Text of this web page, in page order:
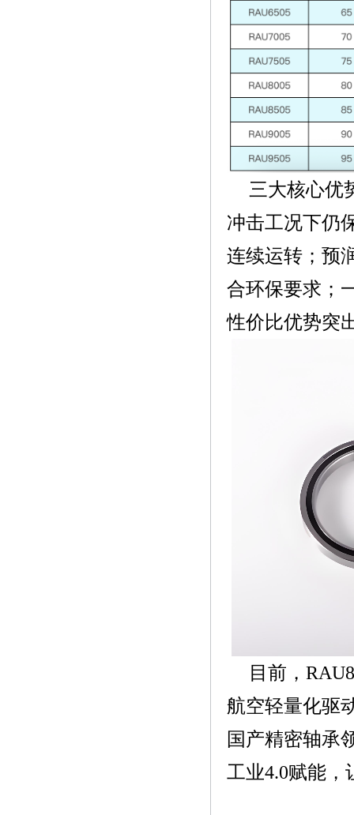
三大核心优
冲击工况下仍
连续运转；预
合环保要求；
性价比优势突
目前，
航空轻量化驱
国产精密轴承
工业4.0赋能，